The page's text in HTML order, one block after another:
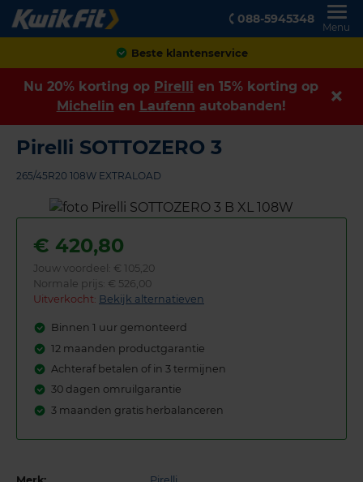
088-5945348
Menu
Achteraf betalen
Nu 20% korting op Pirelli en 15% korting op
Michelin en Laufenn autobanden!
Pirelli SOTTOZERO 3
265/45R20 108W EXTRALOAD
€ 420,80
Jouw voordeel: € 105,20
Normale prijs: € 526,00
Uitverkocht: Bekijk alternatieven
Binnen 1 uur gemonteerd
12 maanden productgarantie
Achteraf betalen of in 3 termijnen
30 dagen omruilgarantie
3 maanden gratis herbalanceren